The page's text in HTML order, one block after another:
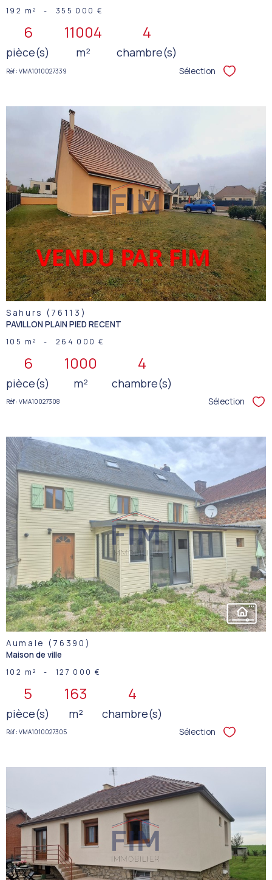
192 m² - 355 000 €
6
pièce(s)
11004
m²
4
chambre(s)
Réf : VMA1010027339 Sélection Sélectionner
VOIR LE
BIEN
Sahurs (76113)
PAVILLON PLAIN PIED RECENT
105 m² - 264 000 €
6
pièce(s)
1000
m²
4
chambre(s)
Réf : VMA10027308 Sélection
VOIR LE
BIEN
Aumale (76390)
Maison de ville
102 m² - 127 000 €
5
pièce(s)
163
m²
4
chambre(s)
Réf : VMA1010027305 Sélection Sélectionner
VOIR LE
BIEN